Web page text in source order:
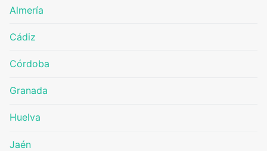
Almería
Cádiz
Córdoba
Granada
Huelva
Jaén